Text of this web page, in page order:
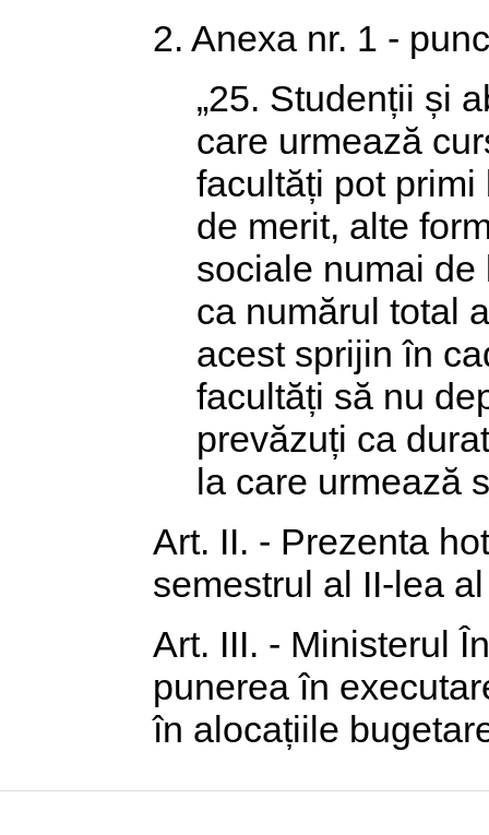
2. Anexa nr. 1 -
„25. Studenții și
care urmează
facultăți pot
de merit, alte
sociale numai
ca numărul total
acest sprijin în
facultăți să nu
prevăzuți ca
la care urmează
Art. II. - Prezenta
semestrul al II-lea
Art. III. - Ministerul
punerea în
în alocațiile